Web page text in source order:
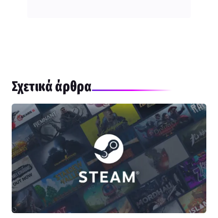
Σχετικά άρθρα